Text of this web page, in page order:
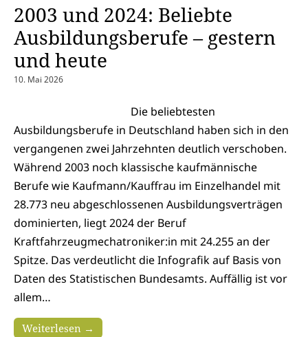
2003 und 2024: Beliebte
Ausbildungsberufe – gestern
und heute
10. Mai 2026
Die beliebtesten
Ausbildungsberufe in Deutschland haben sich in den
vergangenen zwei Jahrzehnten deutlich verschoben.
Während 2003 noch klassische kaufmännische
Berufe wie Kaufmann/Kauffrau im Einzelhandel mit
28.773 neu abgeschlossenen Ausbildungsverträgen
dominierten, liegt 2024 der Beruf
Kraftfahrzeugmechatroniker:in mit 24.255 an der
Spitze. Das verdeutlicht die Infografik auf Basis von
Daten des Statistischen Bundesamts. Auffällig ist vor
allem…
Weiterlesen →